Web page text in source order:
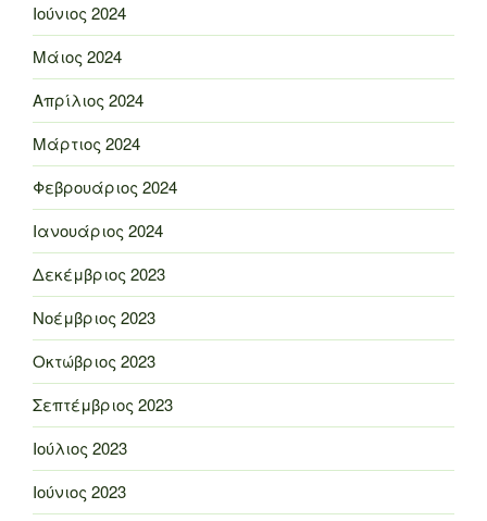
Ιούνιος 2024
Μάιος 2024
Απρίλιος 2024
Μάρτιος 2024
Φεβρουάριος 2024
Ιανουάριος 2024
Δεκέμβριος 2023
Νοέμβριος 2023
Οκτώβριος 2023
Σεπτέμβριος 2023
Ιούλιος 2023
Ιούνιος 2023